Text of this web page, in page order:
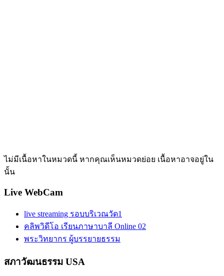
ไม่มีเนื้อหาในหมวดนี้ หากคุณเห็นหมวดย่อย เนื้อหาอาจอยู่ใน
นั้น
Live WebCam
live streaming รอบบริเวณวัด1
คลิพวิดีโอ เรียนภาษาบาลี Online 02
พระวิทยากร ผู้บรรยายธรรม
สภาวัฒนธรรม USA